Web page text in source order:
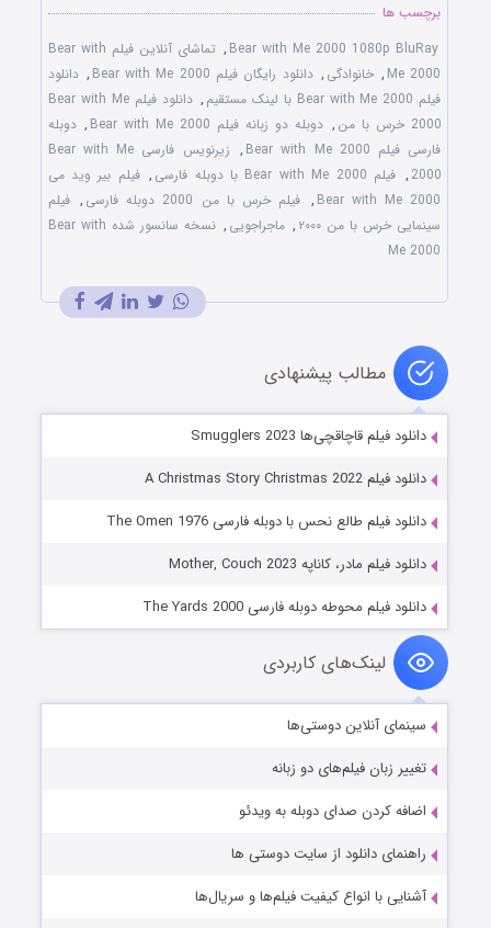
برچسب ها
Bear with Me 2000 1080p BluRay
,
تماشای آنلاین فیلم Bear with
Me 2000
, خانوادگی , دانلود رایگان فیلم Bear with Me 2000 , دانلود
فیلم Bear with Me 2000 با لینک مستقیم
,
دانلود فیلم Bear with Me
2000 خرس با من
, دوبله دو زبانه فیلم Bear with Me 2000 , دوبله
فارسی فیلم Bear with Me 2000
,
زیرنویس فارسی Bear with Me
2000
, فیلم Bear with Me 2000 با دوبله فارسی , فیلم بیر وید می
Bear with Me 2000
, فیلم خرس با من 2000 دوبله فارسی , فیلم
سینمایی خرس با من ۲۰۰۰
, ماجراجویی ,
نسخه سانسور شده Bear with
Me 2000
مطالب پیشنهادی
دانلود فیلم قاچاقچی‌ها Smugglers 2023
دانلود فیلم A Christmas Story Christmas 2022
دانلود فیلم طالع نحس با دوبله فارسی The Omen 1976
دانلود فیلم مادر، کاناپه Mother, Couch 2023
دانلود فیلم محوطه دوبله فارسی The Yards 2000
لینک‌های کاربردی
سینمای آنلاین دوستی‌ها
تغییر زبان فیلم‌های دو زبانه
اضافه کردن صدای دوبله به ویدئو
راهنمای دانلود از سایت دوستی ها
آشنایی با انواع کیفیت فیلم‌ها و سریال‌ها